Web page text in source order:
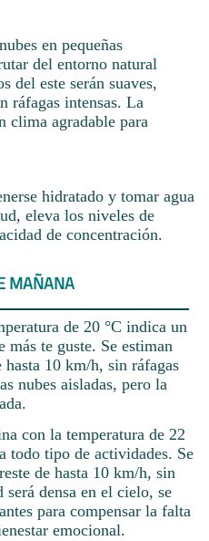
en pequeñas
del entorno natural
del este serán suaves,
ráfagas intensas. La
clima agradable para
hidratado y tomar agua
eleva los niveles de
de concentración.
MAÑANA
de 20 °C indica un
más te guste. Se estiman
10 km/h, sin ráfagas
nubes aisladas, pero la
con la temperatura de 22
todo tipo de actividades. Se
de hasta 10 km/h, sin
densa en el cielo, se
para compensar la falta
emocional.